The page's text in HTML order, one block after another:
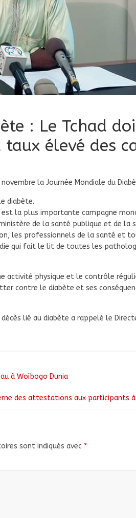
: Le Tchad
élevé des
la Journée Mondiale du
diabète.
est la plus importante campagne
de la santé publique et de la
les professionnels de la santé et
qui fait le lit de toutes les
activité physique et le contrôle
contre le diabète et ses
lié au diabète a rappelé le
à Woïbogo Dunia
des attestations aux participants
sont indiqués avec *